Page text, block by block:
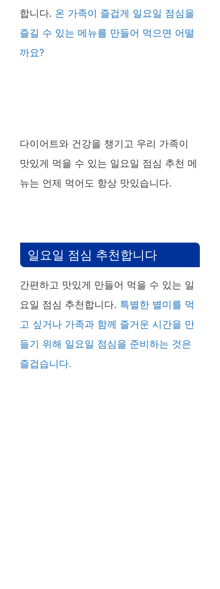
합니다. 온 가족이 즐겁게 일요일 점심을
즐길 수 있는 메뉴를 만들어 먹으면 어떨
까요?
다이어트와 건강을 챙기고 우리 가족이
맛있게 먹을 수 있는 일요일 점심 추천 메
뉴는 언제 먹어도 항상 맛있습니다.
일요일 점심 추천합니다
간편하고 맛있게 만들어 먹을 수 있는 일
요일 점심 추천합니다. 특별한 별미를 먹
고 싶거나 가족과 함께 즐거운 시간을 만
들기 위해 일요일 점심을 준비하는 것은
즐겁습니다.